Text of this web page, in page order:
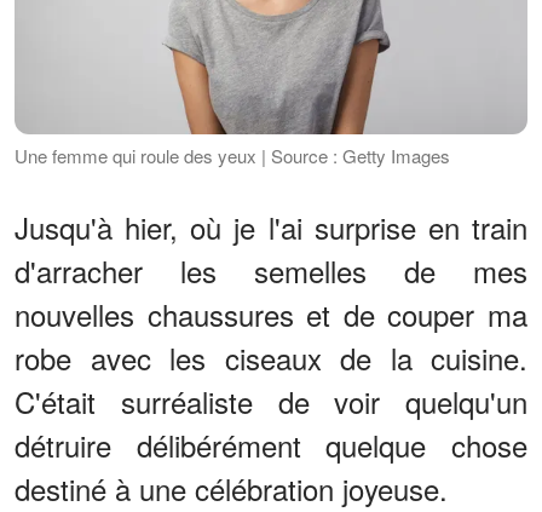
Une femme qui roule des yeux | Source : Getty Images
Jusqu'à hier, où je l'ai surprise en train
d'arracher les semelles de mes
nouvelles chaussures et de couper ma
robe avec les ciseaux de la cuisine.
C'était surréaliste de voir quelqu'un
détruire délibérément quelque chose
destiné à une célébration joyeuse.